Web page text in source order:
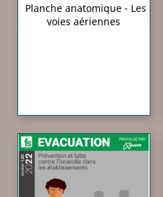
Planche anatomique - Les
voies aériennes